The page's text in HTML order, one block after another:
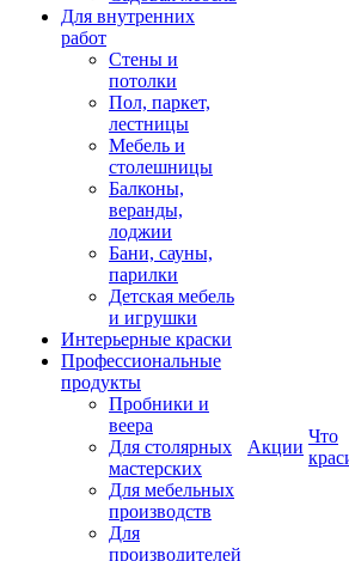
Для внутренних
работ
Стены и
потолки
Пол, паркет,
лестницы
Мебель и
столешницы
Балконы,
веранды,
лоджии
Бани, сауны,
парилки
Детская мебель
и игрушки
Интерьерные краски
Профессиональные
продукты
Пробники и
веера
Для столярных
мастерских
Для мебельных
производств
Для
производителей
Акции
Что